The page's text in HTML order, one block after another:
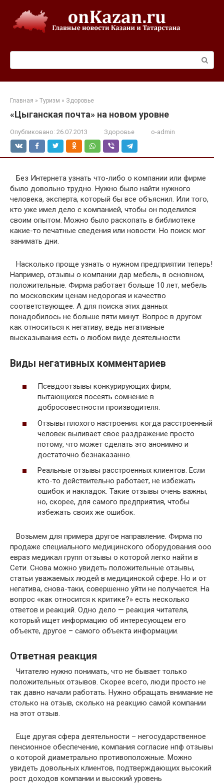
контенту
Главная » Туризм » Здоровье
«Цыганская почта» на новом уровне
Опубликовано: 26.07.2013 Здоровье o-admin
Без Интернета узнать что-либо о компании или фирме
было довольно трудно. Нужно было найти нужного
человека, эксперта, который бы все объяснил. Или того,
кто уже имел дело с компанией, чтобы он поделился
своим опытом. Можно было раскопать в библиотеке
какие-то печатные сведения или новости. Но поиск мог
занимать дни.
Насколько проще узнать о нужном предприятии теперь!
Например, отзывы о компании дар мебель, в основном,
положительные. Фирма работает больше 10 лет, мебель
по московским ценам недорогая и качество
соответствующее. А для поиска этих данных
понадобилось не больше пяти минут. Вопрос в другом:
как относиться к негативу, ведь негативные
высказывания есть о любом виде деятельности.
Виды негативных комментариев
Псевдоотзывы конкурирующих фирм,
пытающихся посеять сомнение в
добросовестности производителя.
Отзывы плохого настроения: когда расстроенный
человек выливает свое раздражение просто
потому, что может сделать это анонимно и
достаточно безнаказанно.
Реальные отзывы расстроенных клиентов. Если
кто-то действительно работает, не избежать
ошибок и накладок. Такие отзывы очень важны,
но, скорее, для самого предприятия, чтобы
избежать своих же ошибок.
Возьмем для примера другое направление. Фирма по
продаже специального медицинского оборудования ооо
евраз медикал групп отзывы о которой легко найти в
Сети. Снова можно увидеть положительные отзывы,
статьи уважаемых людей в медицинской сфере. Но и от
негатива, снова-таки, совершенно уйти не получается. На
вопрос «как относится к критике?» есть несколько
ответов и реакций. Одно дело — реакция читателя,
который ищет информацию об интересующем его
объекте, другое – самого объекта информации.
Ответная реакция
Читателю нужно понимать, что не бывает только
положительных отзывов. Скорее всего, люди просто не
так давно начали работать. Нужно обращать внимание не
столько на отзыв, сколько на реакцию самой компании
на этот отзыв.
Еще другая сфера деятельности – негосударственное
пенсионное обеспечение, компания согласие нпф отзывы
о которой диаметрально противоположные. Можно
увидеть довольных клиентов, подтверждающих высокий
рост доходов компании и высокий уровень